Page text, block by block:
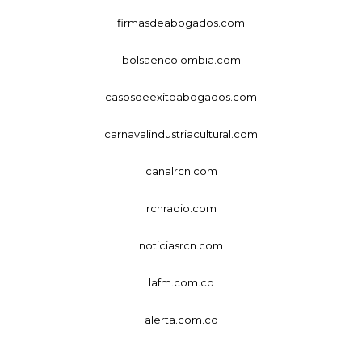
firmasdeabogados.com
bolsaencolombia.com
casosdeexitoabogados.com
carnavalindustriacultural.com
canalrcn.com
rcnradio.com
noticiasrcn.com
lafm.com.co
alerta.com.co